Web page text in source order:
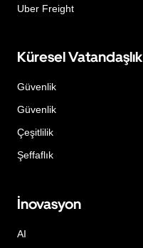
Uber Freight
Küresel Vatandaşlık
Güvenlik
Güvenlik
Çeşitlilik
Şeffaflık
İnovasyon
AI